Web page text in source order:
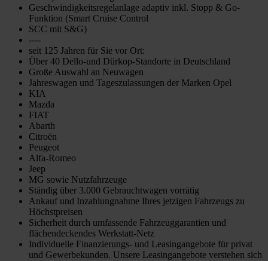
Geschwindigkeitsregelanlage adaptiv inkl. Stopp & Go-
Funktion (Smart Cruise Control
SCC mit S&G)
----
seit 125 Jahren für Sie vor Ort:
Über 40 Dello-und Dürkop-Standorte in Deutschland
Große Auswahl an Neuwagen
Jahreswagen und Tageszulassungen der Marken Opel
KIA
Mazda
FIAT
Abarth
Citroën
Peugeot
Alfa-Romeo
Jeep
MG sowie Nutzfahrzeuge
Ständig über 3.000 Gebrauchtwagen vorrätig
Ankauf und Inzahlungnahme Ihres jetzigen Fahrzeugs zu
Höchstpreisen
Sicherheit durch umfassende Fahrzeuggarantien und
flächendeckendes Werkstatt-Netz
Individuelle Finanzierungs- und Leasingangebote für privat
und Gewerbekunden. Unsere Leasingangebote verstehen sich